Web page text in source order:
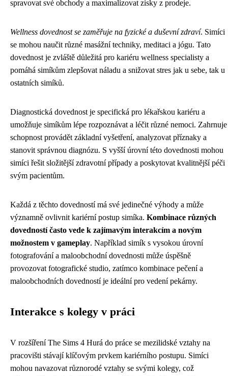
spravovat své obchody a maximalizovat zisky z prodeje.
Wellness dovednost se zaměřuje na fyzické a duševní zdraví. Simíci
se mohou naučit různé masážní techniky, meditaci a jógu. Tato
dovednost je zvláště důležitá pro kariéru wellness specialisty a
pomáhá simíkům zlepšovat náladu a snižovat stres jak u sebe, tak u
ostatních simíků.
Diagnostická dovednost je specifická pro lékařskou kariéru a
umožňuje simíkům lépe rozpoznávat a léčit různé nemoci. Zahrnuje
schopnost provádět základní vyšetření, analyzovat příznaky a
stanovit správnou diagnózu. S vyšší úrovní této dovednosti mohou
simíci řešit složitější zdravotní případy a poskytovat kvalitnější péči
svým pacientům.
Každá z těchto dovedností má své jedinečné výhody a může
významně ovlivnit kariérní postup simíka. Kombinace různých
dovedností často vede k zajímavým interakcím a novým
možnostem v gameplay. Například simík s vysokou úrovní
fotografování a maloobchodní dovednosti může úspěšně
provozovat fotografické studio, zatímco kombinace pečení a
maloobchodních dovedností je ideální pro vedení pekárny.
Interakce s kolegy v práci
V rozšíření The Sims 4 Hurá do práce se mezilidské vztahy na
pracovišti stávají klíčovým prvkem kariérního postupu. Simíci
mohou navazovat různorodé vztahy se svými kolegy, což